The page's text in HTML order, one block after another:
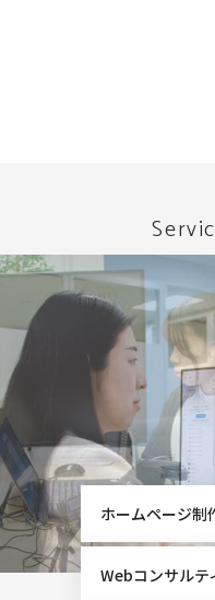
ホームページ制
Webコンサルテ